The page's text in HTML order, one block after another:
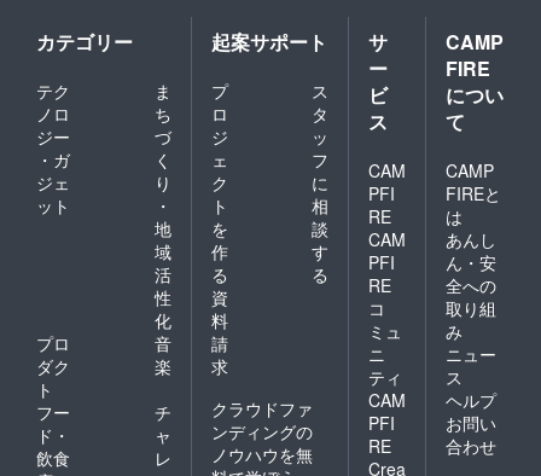
カテゴリー
テク
ノロ
ジー
・ガ
ジェ
ット
ま
ち
づ
く
り
・
地
域
活
性
化
プロ
ダク
ト
音
楽
フー
ド・
飲食
チ
ャ
レ
起案サポート
プ
ロ
ジ
ェ
ク
ト
を
作
る
ス
タ
ッ
フ
に
相
談
す
る
資
料
請
求
クラウドファ
ンディングの
ノウハウを無
サ
ー
ビ
ス
CAM
PFI
RE
CAM
PFI
RE
コ
ミュ
ニ
ティ
CAM
PFI
RE
Crea
CAMP
FIRE
につい
て
CAMP
FIREと
は
あんし
ん・安
全への
取り組
み
ニュー
ス
ヘルプ
お問い
合わせ